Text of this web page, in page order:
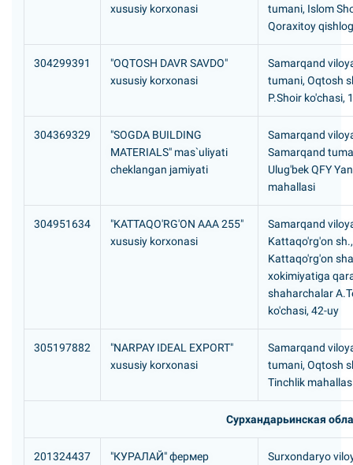
xususiy korxonasi
tumani, Islom
Qoraxitoy
304299391
"OQTOSH DAVR SAVDO"
xususiy korxonasi
Samarqand
tumani, Oqtosh
P.Shoir ko'chasi,
304369329
"SOGDA BUILDING
MATERIALS" mas`uliyati
cheklangan jamiyati
Samarqand
Samarqand
Ulug'bek QFY
mahallasi
304951634
"KATTAQO'RG'ON AAA 255"
xususiy korxonasi
Samarqand
Kattaqo'rg'on sh.,
Kattaqo'rg'on
xokimiyatiga
shaharchalar
ko'chasi, 42-uy
305197882
"NARPAY IDEAL EXPORT"
xususiy korxonasi
Samarqand
tumani, Oqtosh
Tinchlik
Сурхандарьинская
201324437
"КУРАЛАЙ" фермер
Surxondaryo